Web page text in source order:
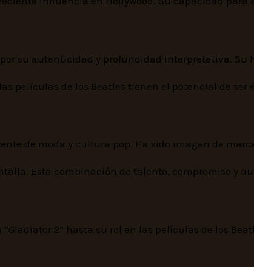
su autenticidad y profundidad interpretativa.
películas de los Beatles tienen el potencial de
de moda y cultura pop. Ha sido imagen de
Esta combinación de talento, compromiso
2” hasta su rol en las películas de los